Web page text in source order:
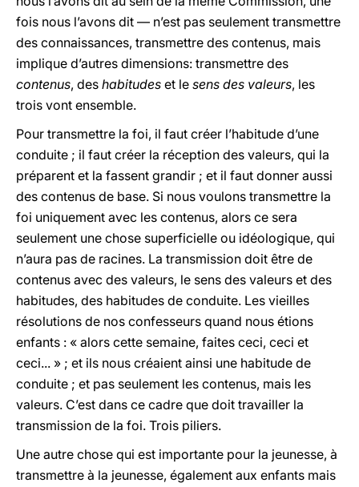
fois nous l’avons dit — n’est pas seulement transmettre
des connaissances, transmettre des contenus, mais
implique d’autres dimensions: transmettre des
contenus, des habitudes et le sens des valeurs, les
trois vont ensemble.
Pour transmettre la foi, il faut créer l’habitude d’une
conduite ; il faut créer la réception des valeurs, qui la
préparent et la fassent grandir ; et il faut donner aussi
des contenus de base. Si nous voulons transmettre la
foi uniquement avec les contenus, alors ce sera
seulement une chose superficielle ou idéologique, qui
n’aura pas de racines. La transmission doit être de
contenus avec des valeurs, le sens des valeurs et des
habitudes, des habitudes de conduite. Les vieilles
résolutions de nos confesseurs quand nous étions
enfants : « alors cette semaine, faites ceci, ceci et
ceci... » ; et ils nous créaient ainsi une habitude de
conduite ; et pas seulement les contenus, mais les
valeurs. C’est dans ce cadre que doit travailler la
transmission de la foi. Trois piliers.
Une autre chose qui est importante pour la jeunesse, à
transmettre à la jeunesse, également aux enfants mais